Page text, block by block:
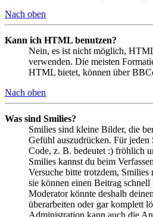
Nach oben
Kann ich HTML benutzen?
Nein, es ist nicht möglich,
verwenden. Die meisten
HTML bietet, können über
Nach oben
Was sind Smilies?
Smilies sind kleine Bilder, die
Gefühl auszudrücken. Für jeden
Code, z. B. bedeutet :) fröhlich
Smilies kannst du beim
Versuche bitte trotzdem,
sie können einen Beitrag schnell
Moderator könnte deshalb
überarbeiten oder gar komplett
Administration kann auch die